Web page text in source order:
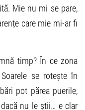
Mie nu mi se pare,
care mie mi-ar fi
timp? În ce zona
se rotește în
pot părea puerile,
nu le știi… e clar